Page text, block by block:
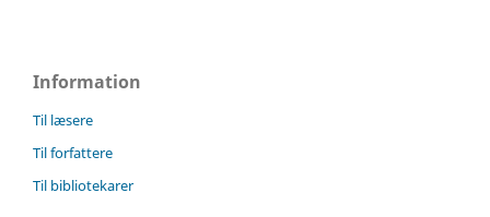
Information
Til læsere
Til forfattere
Til bibliotekarer